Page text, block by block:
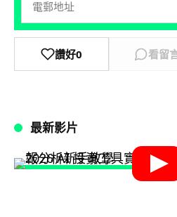
讚好0 看留
最新影片